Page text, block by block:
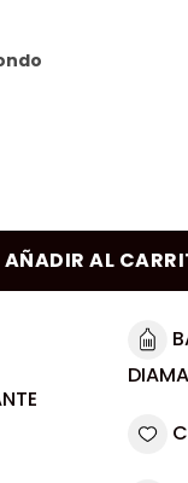
AÑADIR AL